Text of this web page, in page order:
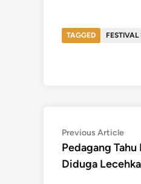
TAGGED
Post
navigation
Previous Article
Pedagang
Diduga